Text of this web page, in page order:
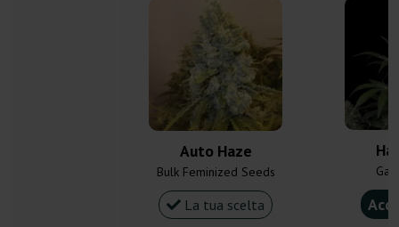
Auto Haze
Bulk Feminized Seeds
La tua scelta